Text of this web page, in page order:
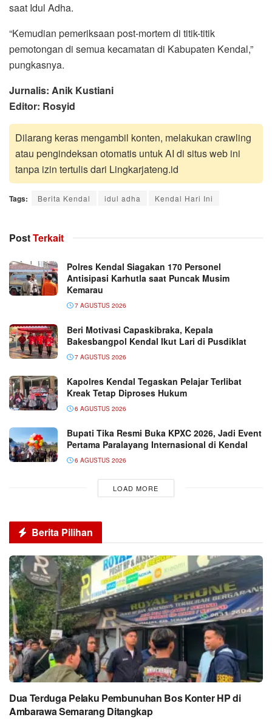
saat Idul Adha.
“Kemudian pemeriksaan post-mortem di titik-titik
pemotongan di semua kecamatan di Kabupaten Kendal,”
pungkasnya.
Jurnalis: Anik Kustiani
Editor: Rosyid
Dilarang keras mengambil konten, melakukan crawling
atau pengindeksan otomatis untuk AI di situs web ini
tanpa izin tertulis dari Lingkarjateng.id
Tags: Berita Kendal idul adha Kendal Hari Ini
PostTerkait
Polres Kendal Siagakan 170 Personel
Antisipasi Karhutla saat Puncak Musim
Kemarau
7 AGUSTUS 2026
Beri Motivasi Capaskibraka, Kepala
Bakesbangpol Kendal Ikut Lari di Pusdiklat
7 AGUSTUS 2026
Kapolres Kendal Tegaskan Pelajar Terlibat
Kreak Tetap Diproses Hukum
6 AGUSTUS 2026
Bupati Tika Resmi Buka KPXC 2026, Jadi Event
Pertama Paralayang Internasional di Kendal
6 AGUSTUS 2026
LOAD MORE
Berita Pilihan
Dua Terduga Pelaku Pembunuhan Bos Konter HP di
Ambarawa Semarang Ditangkap